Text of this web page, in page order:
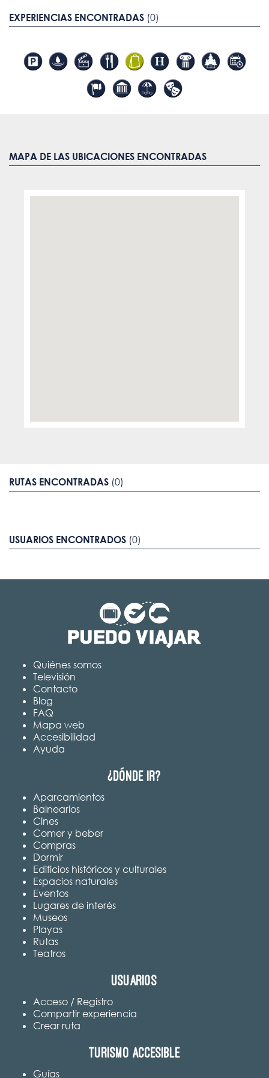
EXPERIENCIAS ENCONTRADAS (0)
MAPA DE LAS UBICACIONES ENCONTRADAS
RUTAS ENCONTRADAS (0)
USUARIOS ENCONTRADOS (0)
Quiénes somos
Televisión
Contacto
Blog
FAQ
Mapa web
Accesibilidad
Ayuda
¿Dónde ir?
Aparcamientos
Balnearios
Cines
Comer y beber
Compras
Dormir
Edificios históricos y culturales
Espacios naturales
Eventos
Lugares de interés
Museos
Playas
Rutas
Teatros
Usuarios
Acceso / Registro
Compartir experiencia
Crear ruta
Turismo accesible
Guías